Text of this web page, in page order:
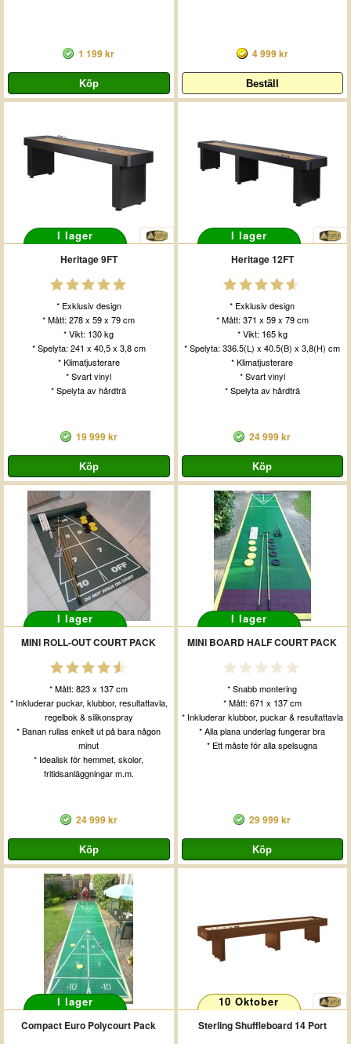
1 199 kr 4 999 kr
I lager
Heritage 9FT
* Exklusiv design
* Mått: 278 x 59 x 79 cm
* Vikt: 130 kg
* Spelyta: 241 x 40,5 x 3,8 cm
* Klimatjusterare
* Svart vinyl
* Spelyta av hårdträ
19 999 kr
I lager
Heritage 12FT
* Exklusiv design
* Mått: 371 x 59 x 79 cm
* Vikt: 165 kg
* Spelyta: 336.5(L) x 40.5(B) x 3,8(H) cm
* Klimatjusterare
* Svart vinyl
* Spelyta av hårdträ
24 999 kr
I lager
MINI ROLL-OUT COURT PACK
* Mått: 823 x 137 cm
* Inkluderar puckar, klubbor, resultattavla,
regelbok & silikonspray
* Banan rullas enkelt ut på bara någon
minut
* Idealisk för hemmet, skolor,
fritidsanläggningar m.m.
24 999 kr
I lager
MINI BOARD HALF COURT PACK
* Snabb montering
* Mått: 671 x 137 cm
* Inkluderar klubbor, puckar & resultattavla
* Alla plana underlag fungerar bra
* Ett måste för alla spelsugna
29 999 kr
I lager
Compact Euro Polycourt Pack
10 Oktober
Sterling Shuffleboard 14 Port